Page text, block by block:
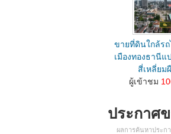
ขายที่ดินใกล้ร
เมืองทองธานีแ
สี่เหลี่ยม
ลงโฆษณาขายบ้านที่ดินตำแ
ผู้เข้าชม
ประกาศ
ผลการค้นหาประก